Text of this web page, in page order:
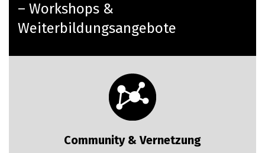
– Workshops &
Weiterbildungsangebote
Community & Vernetzung